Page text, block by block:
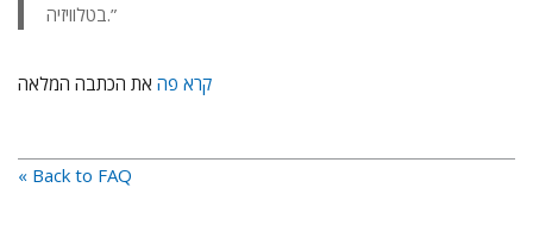
בטלוויזיה.”
קרא פה את הכתבה המלאה
« Back to FAQ